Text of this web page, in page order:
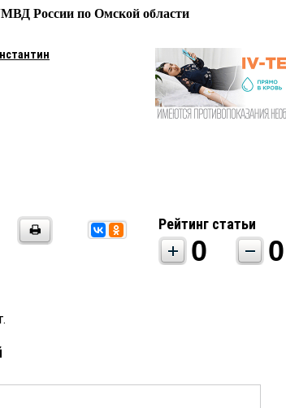
России по Омской области
Рейтинг статьи
0 0